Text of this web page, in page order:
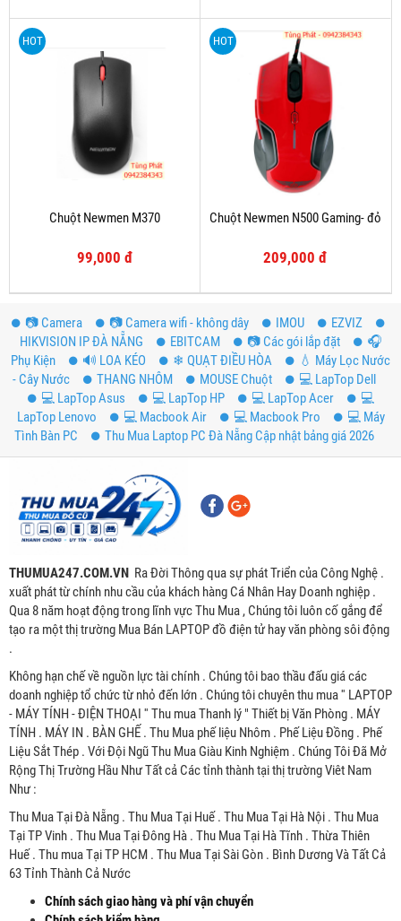
HOT
Chuột Newmen M370
99,000 đ
HOT
Chuột Newmen N500 Gaming- đỏ
209,000 đ
📷 Camera 📷 Camera wifi - không dây IMOU
EZVIZ
HIKVISION IP ĐÀ NẴNG
EBITCAM 📷 Các gói lắp đặt
️🎧
Phụ Kiện
🔊 LOA KÉO ❄ QUẠT ĐIỀU HÒA
💧 Máy Lọc Nước
- Cây Nước
THANG NHÔM MOUSE Chuột
💻 LapTop Dell
💻 LapTop Asus
💻 LapTop HP 💻 LapTop Acer
💻
LapTop Lenovo
💻 Macbook Air 💻 Macbook Pro
💻 Máy
Tình Bàn PC
Thu Mua Laptop PC Đà Nẵng Cập nhật bảng giá 2026
THUMUA247.COM.VN Ra Đời Thông qua sự phát Triển của Công Nghệ .
xuất phát từ chính nhu cầu của khách hàng Cá Nhân Hay Doanh nghiệp .
Qua 8 năm hoạt động trong lĩnh vực Thu Mua , Chúng tôi luôn cố gắng để
tạo ra một thị trường Mua Bán LAPTOP đồ điện tử hay văn phòng sôi động
.
Không hạn chế về nguồn lực tài chính . Chúng tôi bao thầu đấu giá các
doanh nghiệp tổ chức từ nhỏ đến lớn . Chúng tôi chuyên thu mua '' LAPTOP
- MÁY TÍNH - ĐIỆN THOẠI '' Thu mua Thanh lý " Thiết bị Văn Phòng . MÁY
TÍNH . MÁY IN . BÀN GHẾ . Thu Mua phế liệu Nhôm . Phế Liệu Đồng . Phế
Liệu Sắt Thép . Với Đội Ngũ Thu Mua Giàu Kinh Nghiệm . Chúng Tôi Đã Mở
Rộng Thị Trường Hầu Như Tất cả Các tỉnh thành tại thị trường Viêt Nam
Như :
Thu Mua Tại Đà Nẵng . Thu Mua Tại Huế . Thu Mua Tại Hà Nội . Thu Mua
Tại TP Vinh . Thu Mua Tại Đông Hà . Thu Mua Tại Hà Tĩnh . Thừa Thiên
Huế . Thu mua Tại TP HCM . Thu Mua Tại Sài Gòn . Bình Dương Và Tất Cả
63 Tỉnh Thành Cả Nước
Chính sách giao hàng và phí vận chuyển